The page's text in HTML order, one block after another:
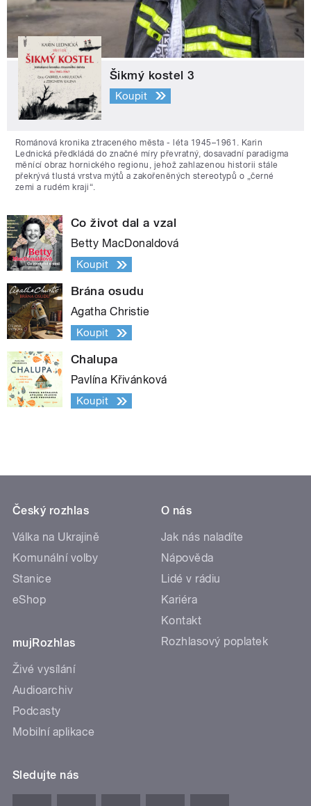
Šikmý kostel 3
Koupit
Románová kronika ztraceného města - léta 1945–1961. Karin
Lednická předkládá do značné míry převratný, dosavadní paradigma
měnící obraz hornického regionu, jehož zahlazenou historii stále
překrývá tlustá vrstva mýtů a zakořeněných stereotypů o „černé
zemi a rudém kraji“.
Co život dal a vzal
Betty MacDonaldová
Koupit
Brána osudu
Agatha Christie
Koupit
Chalupa
Pavlína Křivánková
Koupit
Český rozhlas
Válka na Ukrajině
Komunální volby
Stanice
eShop
mujRozhlas
Živé vysílání
Audioarchiv
Podcasty
Mobilní aplikace
O nás
Jak nás naladíte
Nápověda
Lidé v rádiu
Kariéra
Kontakt
Rozhlasový poplatek
Sledujte nás